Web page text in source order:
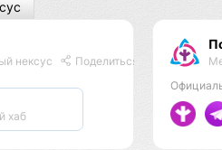
нексус Поделиться
хаб